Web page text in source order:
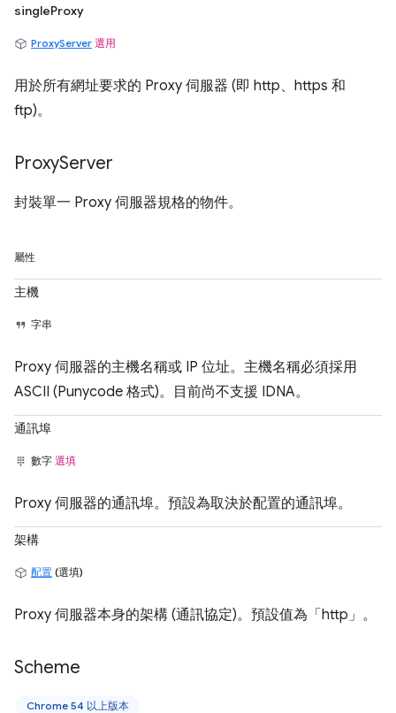
singleProxy
ProxyServer 選用
用於所有網址要求的 Proxy 伺服器 (即 http、https 和
ftp)。
ProxyServer
封裝單一 Proxy 伺服器規格的物件。
屬性
主機
字串
Proxy 伺服器的主機名稱或 IP 位址。主機名稱必須採用
ASCII (Punycode 格式)。目前尚不支援 IDNA。
通訊埠
數字 選填
Proxy 伺服器的通訊埠。預設為取決於配置的通訊埠。
架構
配置 (選填)
Proxy 伺服器本身的架構 (通訊協定)。預設值為「http」。
Scheme
Chrome 54 以上版本